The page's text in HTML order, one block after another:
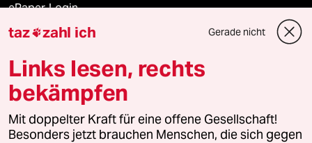
ePaper Login
Downloads für Abonnierende
© 2026 taz Verlags und Vertriebs GmbH
Alle Rechte vorbehalten. Bei rechtlichen Fragen oder für Genehmigungen
wenden Sie sich bitte an
lizenzen@taz.de
taz zahl ich Gerade nicht
Links lesen, rechts
bekämpfen
Mit doppelter Kraft für eine offene Gesellschaft!
Besonders jetzt brauchen Menschen, die sich gegen